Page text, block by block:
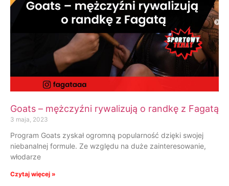
Goats – mężczyźni rywalizują o randkę z Fagatą
3 maja, 2023
Program Goats zyskał ogromną popularność dzięki swojej
niebanalnej formule. Ze względu na duże zainteresowanie,
włodarze
Czytaj więcej »